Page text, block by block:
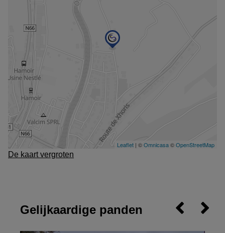
De kaart vergroten
Gelijkaardige panden